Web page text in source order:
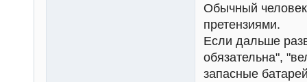
Обычный
претензиями.
Если дальше
обязательна",
запасные